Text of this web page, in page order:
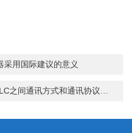
采用国际建议的意义
间通讯方式和通讯协议分析